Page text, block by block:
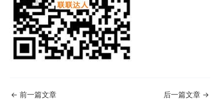
← 前一篇文章 后一篇文章 →